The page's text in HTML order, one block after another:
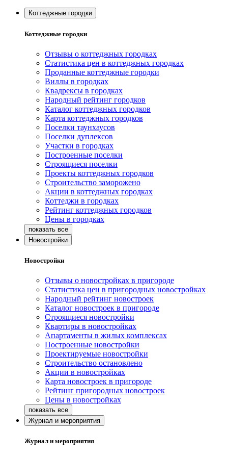
Коттеджные городки
Коттеджные городки
Отзывы о коттеджных городках
Статистика цен в коттеджных городках
Проданные коттеджные городки
Виллы в городках
Квадрексы в городках
Народный рейтинг городков
Каталог коттеджных городков
Карта коттеджных городков
Поселки таунхаусов
Поселки дуплексов
Участки в городках
Построенные поселки
Строящиеся поселки
Проекты коттеджных городков
Строительство заморожено
Акции в коттеджных городках
Коттеджи в городках
Рейтинг коттеджных городков
Цены в городках
Новостройки
Новостройки
Отзывы о новостройках в пригороде
Статистика цен в пригородных новостройках
Народный рейтинг новостроек
Каталог новостроек в пригороде
Строящиеся новостройки
Квартиры в новостройках
Апартаменты в жилых комплексах
Построенные новостройки
Проектируемые новостройки
Строительство остановлено
Акции в новостройках
Карта новостроек в пригороде
Рейтинг пригородных новостроек
Цены в новостройках
Журнал и мероприятия
Журнал и мероприятия